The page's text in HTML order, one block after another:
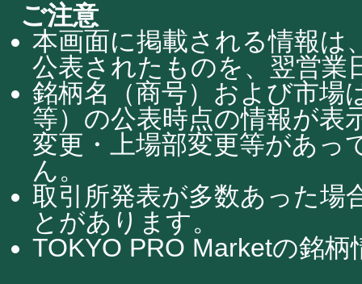
ご注意
本画面に掲載される情報は
公表されたものを、翌営業
銘柄名（商号）および市場
等）の公表時点の情報が表
変更・上場部変更等があっ
ん。
取引所発表が多数あった場
とがあります。
TOKYO PRO Marketの銘